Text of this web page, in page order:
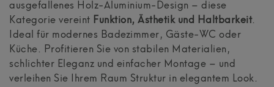
ausgefallenes Holz-Aluminium-Design – diese
Kategorie vereint Funktion, Ästhetik und Haltbarkeit.
Ideal für modernes Badezimmer, Gäste-WC oder
Küche. Profitieren Sie von stabilen Materialien,
schlichter Eleganz und einfacher Montage – und
verleihen Sie Ihrem Raum Struktur in elegantem Look.